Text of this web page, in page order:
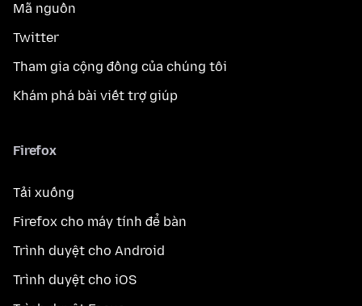
Mã nguồn
Twitter
Tham gia cộng đồng của chúng tôi
Khám phá bài viết trợ giúp
Firefox
Tải xuống
Firefox cho máy tính để bàn
Trình duyệt cho Android
Trình duyệt cho iOS